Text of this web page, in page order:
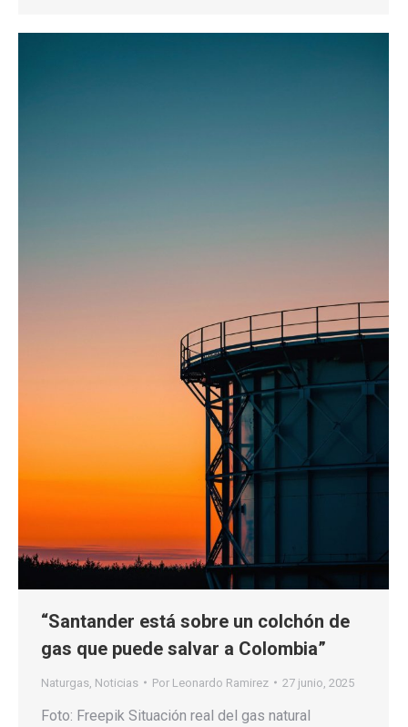
“Santander está sobre un colchón de
gas que puede salvar a Colombia”
Naturgas Noticias Por Leonardo Ramirez 27 junio, 2025
Foto: Freepik Situación real del gas natural